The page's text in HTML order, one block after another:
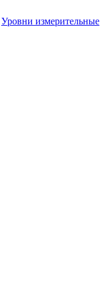
Уровни измерительные